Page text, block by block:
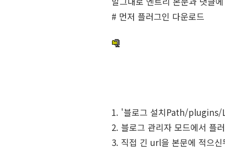
# 먼저 플러그인 다운로드
1. '블로그 설치Path/plugins/
2. 블로그 관리자 모드에서
3. 직접 긴 url을 본문에 적으